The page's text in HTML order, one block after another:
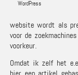
WordPress
website wordt als
voor de
voorkeur.
Omdat ik zelf het